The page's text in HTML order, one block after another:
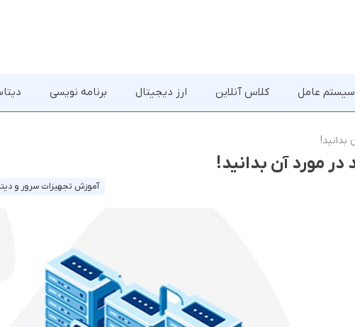
سیستم عامل کلاس آنلاین ارز دیجیتال برنامه نویسی
آموزش تجهیزات سرور و